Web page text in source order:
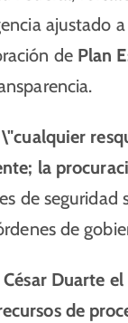
ajustado
de Plan
\"cualquier
la
de seguridad
de
César Duarte
de